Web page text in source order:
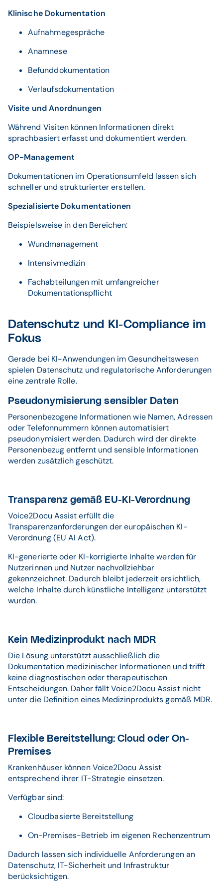
Klinische Dokumentation
Aufnahmegespräche
Anamnese
Befunddokumentation
Verlaufsdokumentation
Visite und Anordnungen
Während Visiten können Informationen direkt
sprachbasiert erfasst und dokumentiert werden.
OP-Management
Dokumentationen im Operationsumfeld lassen sich
schneller und strukturierter erstellen.
Spezialisierte Dokumentationen
Beispielsweise in den Bereichen:
Wundmanagement
Intensivmedizin
Fachabteilungen mit umfangreicher
Dokumentationspflicht
Datenschutz und KI-Compliance im
Fokus
Gerade bei KI-Anwendungen im Gesundheitswesen
spielen Datenschutz und regulatorische Anforderungen
eine zentrale Rolle.
Pseudonymisierung sensibler Daten
Personenbezogene Informationen wie Namen, Adressen
oder Telefonnummern können automatisiert
pseudonymisiert werden. Dadurch wird der direkte
Personenbezug entfernt und sensible Informationen
werden zusätzlich geschützt.
Transparenz gemäß EU-KI-Verordnung
Voice2Docu Assist erfüllt die
Transparenzanforderungen der europäischen KI-
Verordnung (EU AI Act).
KI-generierte oder KI-korrigierte Inhalte werden für
Nutzerinnen und Nutzer nachvollziehbar
gekennzeichnet. Dadurch bleibt jederzeit ersichtlich,
welche Inhalte durch künstliche Intelligenz unterstützt
wurden.
Kein Medizinprodukt nach MDR
Die Lösung unterstützt ausschließlich die
Dokumentation medizinischer Informationen und trifft
keine diagnostischen oder therapeutischen
Entscheidungen. Daher fällt Voice2Docu Assist nicht
unter die Definition eines Medizinprodukts gemäß MDR.
Flexible Bereitstellung: Cloud oder On-
Premises
Krankenhäuser können Voice2Docu Assist
entsprechend ihrer IT-Strategie einsetzen.
Verfügbar sind:
Cloudbasierte Bereitstellung
On-Premises-Betrieb im eigenen Rechenzentrum
Dadurch lassen sich individuelle Anforderungen an
Datenschutz, IT-Sicherheit und Infrastruktur
berücksichtigen.